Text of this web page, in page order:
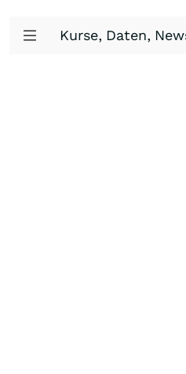
Kurse, Daten,